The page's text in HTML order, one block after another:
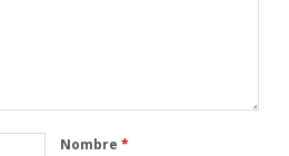
Nombre*